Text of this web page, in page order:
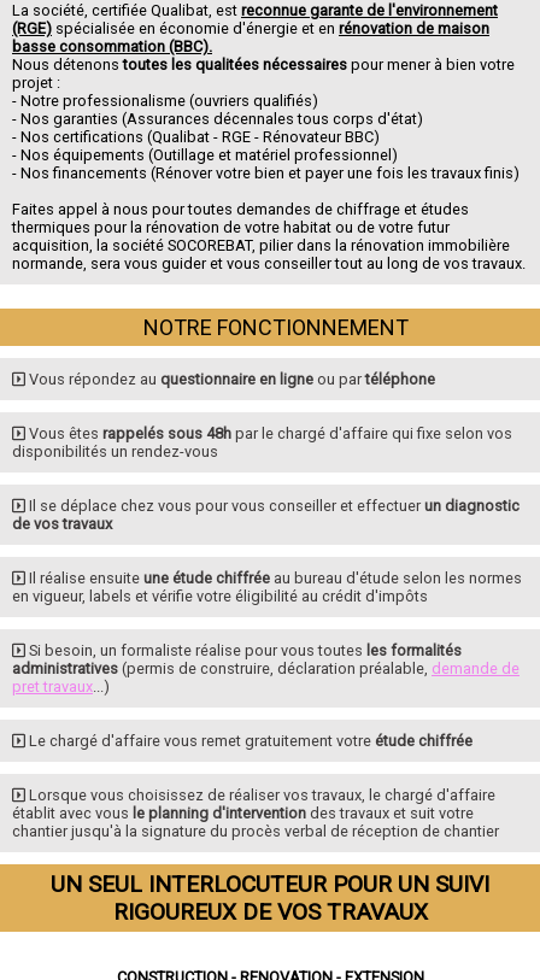
La société, certifiée Qualibat, est reconnue garante de l'environnement
(RGE) spécialisée en économie d'énergie et en rénovation de maison
basse consommation (BBC).
Nous détenonstoutes les qualitées nécessaires pour mener à bien votre
projet :
- Notre professionalisme (ouvriers qualifiés)
- Nos garanties (Assurances décennales tous corps d'état)
- Nos certifications (Qualibat - RGE - Rénovateur BBC)
- Nos équipements (Outillage et matériel professionnel)
- Nos financements (Rénover votre bien et payer une fois les travaux finis)
Faites appel à nous pour toutes demandes de chiffrage et études
thermiques pour la rénovation de votre habitat ou de votre futur
acquisition, la société SOCOREBAT, pilier dans la rénovation immobilière
normande, sera vous guider et vous conseiller tout au long de vos travaux.
NOTRE FONCTIONNEMENT
Vous répondez au questionnaire en ligne ou partéléphone
Vous êtesrappelés sous 48h par le chargé d'affaire qui fixe selon vos
disponibilités un rendez-vous
Il se déplace chez vous pour vous conseiller et effectuerun diagnostic
de vos travaux
Il réalise ensuiteune étude chiffrée au bureau d'étude selon les normes
en vigueur, labels et vérifie votre éligibilité au crédit d'impôts
Si besoin, un formaliste réalise pour vous toutes les formalités
administratives (permis de construire, déclaration préalable, demande de
pret travaux...)
Le chargé d'affaire vous remet gratuitement votreétude chiffrée
Lorsque vous choisissez de réaliser vos travaux, le chargé d'affaire
établit avec vous le planning d'intervention des travaux et suit votre
chantier jusqu'à la signature du procès verbal de réception de chantier
UN SEUL INTERLOCUTEUR POUR UN SUIVI
RIGOUREUX DE VOS TRAVAUX